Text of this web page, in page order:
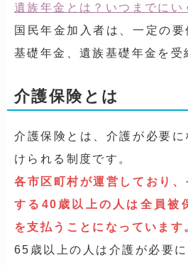
遺族年金とは？いつまでにい
国民年金加入者は、一定の
基礎年金、遺族基礎年金を受
介護保険とは
介護保険とは、介護が必要
けられる制度です。
各市区町村が運営しており
する40歳以上の人は全員被
を支払うことになっています
65歳以上の人は介護が必要